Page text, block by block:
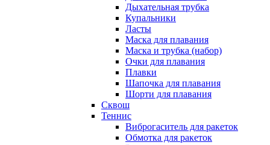
Дыхательная трубка
Купальники
Ласты
Маска для плавания
Маска и трубка (набор)
Очки для плавания
Плавки
Шапочка для плавания
Шорти для плавания
Сквош
Теннис
Виброгаситель для ракеток
Обмотка для ракеток